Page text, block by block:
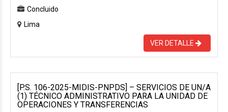
Concluido
Lima
VER DETALLE
[P.S. 106-2025-MIDIS-PNPDS] – SERVICIOS DE UN/A
(1) TÉCNICO ADMINISTRATIVO PARA LA UNIDAD DE
OPERACIONES Y TRANSFERENCIAS